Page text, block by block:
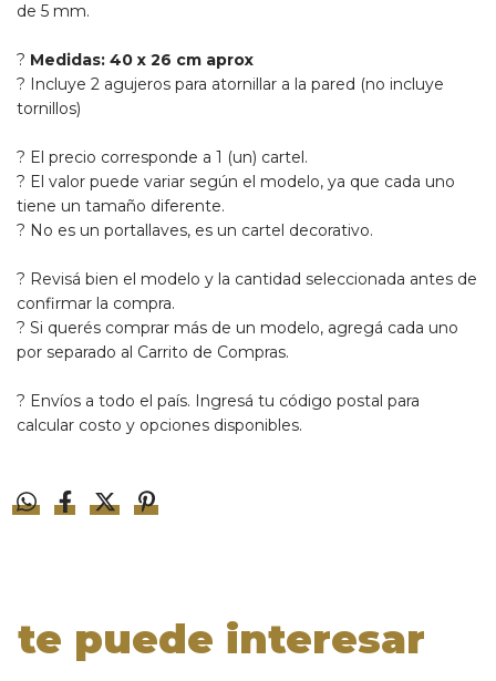
de 5 mm.
? Medidas: 40 x 26 cm aprox
? Incluye 2 agujeros para atornillar a la pared (no incluye
tornillos)
? El precio corresponde a 1 (un) cartel.
? El valor puede variar según el modelo, ya que cada uno
tiene un tamaño diferente.
? No es un portallaves, es un cartel decorativo.
? Revisá bien el modelo y la cantidad seleccionada antes de
confirmar la compra.
? Si querés comprar más de un modelo, agregá cada uno
por separado al Carrito de Compras.
? Envíos a todo el país. Ingresá tu código postal para
calcular costo y opciones disponibles.
te puede interesar